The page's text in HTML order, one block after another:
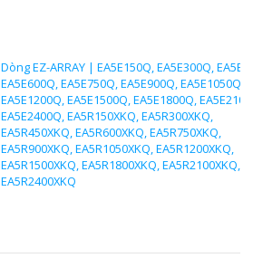
Dòng EZ-ARRAY | EA5E150Q, EA5E300Q,
EA5E600Q, EA5E750Q, EA5E900Q, EA5E1050Q,
EA5E1200Q, EA5E1500Q, EA5E1800Q,
EA5E2400Q, EA5R150XKQ, EA5R300XKQ,
EA5R450XKQ, EA5R600XKQ, EA5R750XKQ,
EA5R900XKQ, EA5R1050XKQ, EA5R1200XKQ,
EA5R1500XKQ, EA5R1800XKQ, EA5R2100XKQ,
EA5R2400XKQ